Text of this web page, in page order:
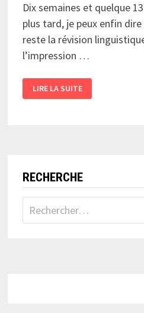
Dix semaines et quelque
plus tard, je peux enfin
reste la révision
l’impression …
UN
LIVRE
LIRE LA SUITE
RECHERCHE
Rechercher :